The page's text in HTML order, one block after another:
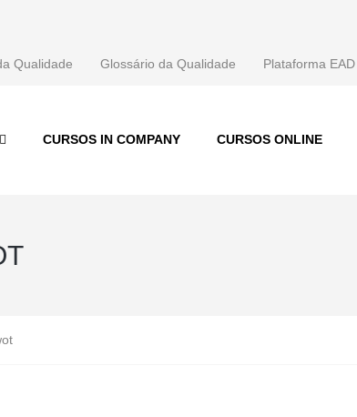
Qualidade Glossário da Qualidade Plataforma EAD
CURSOS IN COMPANY CURSOS ONLINE